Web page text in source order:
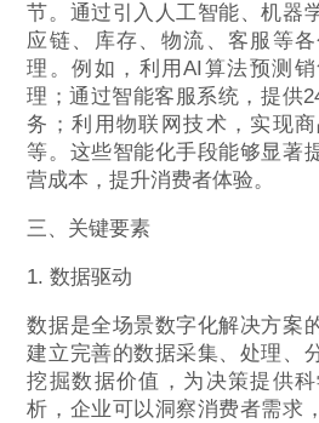
节。通过引入人工智能、机器
应链、库存、物流、客服等
理。例如，利用AI算法预测
理；通过智能客服系统，提供
务；利用物联网技术，实现
等。这些智能化手段能够显著
营成本，提升消费者体验。
三、关键要素
1. 数据驱动
数据是全场景数字化解决方案
建立完善的数据采集、处理、
挖掘数据价值，为决策提供
析，企业可以洞察消费者需求